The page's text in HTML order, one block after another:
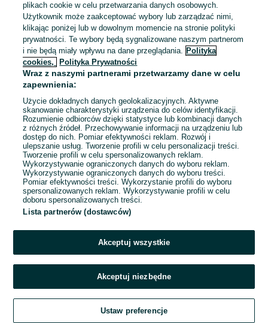
To ogłoszenie nie jest już dostępne
Przejdź na stronę główną
plikach cookie w celu przetwarzania danych osobowych.
Użytkownik może zaakceptować wybory lub zarządzać nimi,
klikając poniżej lub w dowolnym momencie na stronie polityki
prywatności. Te wybory będą sygnalizowane naszym partnerom
i nie będą miały wpływu na dane przeglądania. Polityka
cookies,
Polityka Prywatności
Wraz z naszymi partnerami przetwarzamy dane w celu
zapewnienia:
Użycie dokładnych danych geolokalizacyjnych. Aktywne
skanowanie charakterystyki urządzenia do celów identyfikacji.
Rozumienie odbiorców dzięki statystyce lub kombinacji danych
z różnych źródeł. Przechowywanie informacji na urządzeniu lub
dostęp do nich. Pomiar efektywności reklam. Rozwój i
ulepszanie usług. Tworzenie profili w celu personalizacji treści.
Tworzenie profili w celu spersonalizowanych reklam.
Wykorzystywanie ograniczonych danych do wyboru reklam.
Wykorzystywanie ograniczonych danych do wyboru treści.
Pomiar efektywności treści. Wykorzystanie profili do wyboru
spersonalizowanych reklam. Wykorzystywanie profili w celu
doboru spersonalizowanych treści.
Lista partnerów (dostawców)
Akceptuj wszystkie
Akceptuj niezbędne
Ustaw preferencje